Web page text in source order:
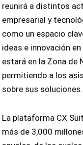
reunirá a distintos
empresarial y
como un espacio
ideas e innovación
estará en la Zona de
permitiendo a los
sobre sus soluciones.
La plataforma CX
más de 3,000